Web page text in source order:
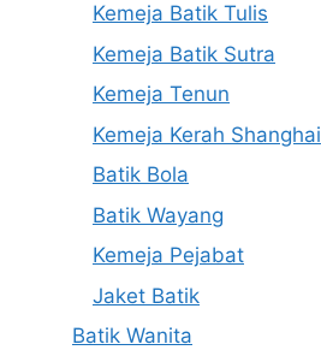
Kemeja Batik Tulis
Kemeja Batik Sutra
Kemeja Tenun
Kemeja Kerah Shanghai
Batik Bola
Batik Wayang
Kemeja Pejabat
Jaket Batik
Batik Wanita